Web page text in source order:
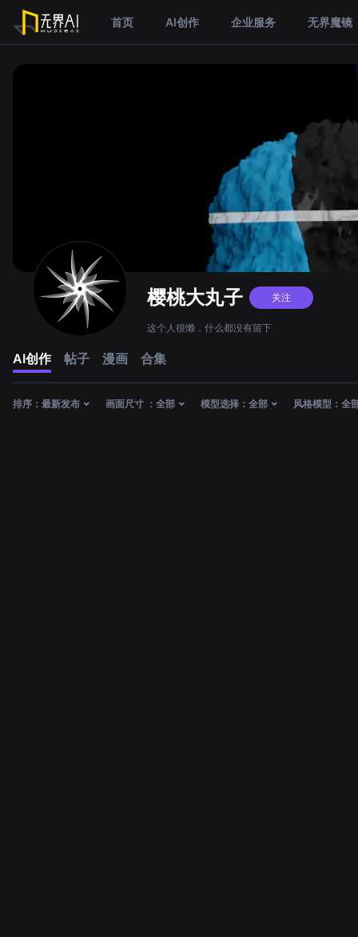
首页 AI创作 企业服务 无界魔镜
樱桃大丸子 关注
这个人很懒，什么都没有留下
AI创作 帖子 漫画 合集
排序： 最新发布 画面尺寸 ： 全部 模型选择： 全部 风格模型： 全